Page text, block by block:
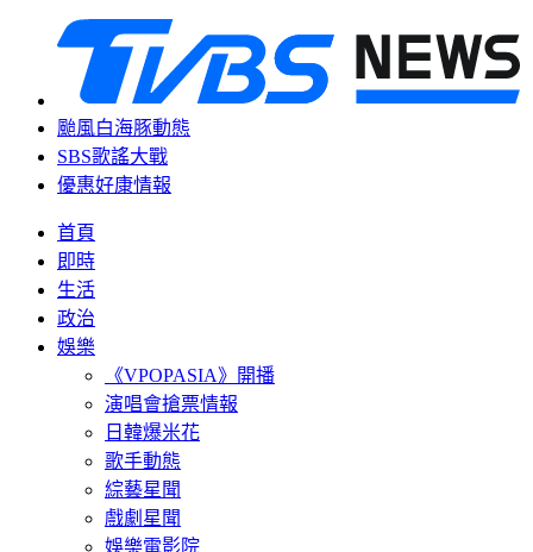
颱風白海豚動態
SBS歌謠大戰
優惠好康情報
首頁
即時
生活
政治
娛樂
《VPOPASIA》開播
演唱會搶票情報
日韓爆米花
歌手動態
綜藝星聞
戲劇星聞
娛樂電影院